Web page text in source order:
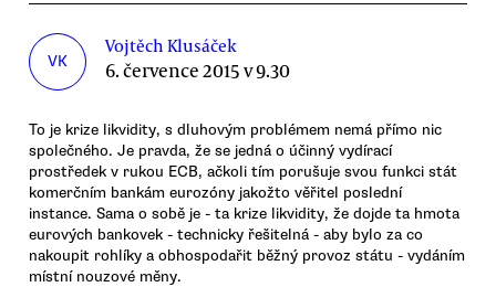
VK
Vojtěch Klusáček
6. července 2015 v 9.30
To je krize likvidity, s dluhovým problémem nemá přímo nic
společného. Je pravda, že se jedná o účinný vydírací
prostředek v rukou ECB, ačkoli tím porušuje svou funkci stát
komerčním bankám eurozóny jakožto věřitel poslední
instance. Sama o sobě je - ta krize likvidity, že dojde ta hmota
eurových bankovek - technicky řešitelná - aby bylo za co
nakoupit rohlíky a obhospodařit běžný provoz státu - vydáním
místní nouzové měny.